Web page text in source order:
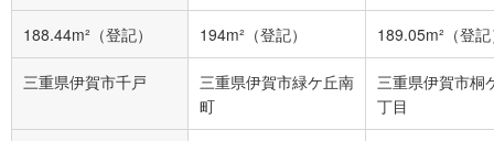
188.44m²（登記） 194m²（登記） 189.05m²（登
三重県伊賀市千戸
三重県伊賀市緑ケ丘南
町
三重県伊賀市桐
丁目